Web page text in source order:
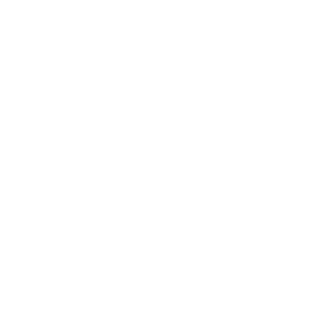
Activado el nivel 2 de
forestal de Niebla por la compleja